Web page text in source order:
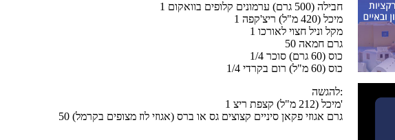
1 חבילה (500 גרם) ערמונים קלופים בוואקום
1 מיכל (420 מ"ל) ריצ'קפה
1 מקל וניל חצוי לאורכו
50 גרם חמאה
1/4 כוס (60 גרם) סוכר
1/4 כוס (60 מ"ל) רום בקרדי
להגשה:
1 מיכל (212 מ"ל) קצפת ריצ'
50 גרם אגוזי פקאן סיניים קצוצים גס או ברס (אגוזי לוז מצופים בקרמל)